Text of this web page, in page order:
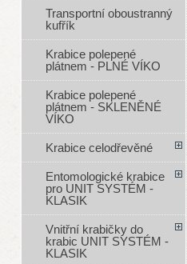
Transportní oboustranný
kufřík
Krabice polepené
plátnem - PLNÉ VÍKO
Krabice polepené
plátnem - SKLENĚNÉ
VÍKO
Krabice celodřevěné
Entomologické krabice
pro UNIT SYSTÉM -
KLASIK
Vnitřní krabičky do
krabic UNIT SYSTÉM -
KLASIK